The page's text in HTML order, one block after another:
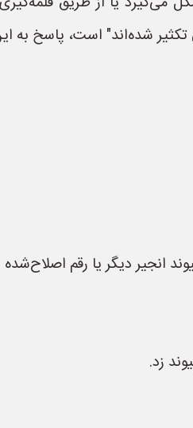
تکثیر شده‌اند" است، پاسخ
انجیر دیگر یا رقم اصلاح‌شده
زد.